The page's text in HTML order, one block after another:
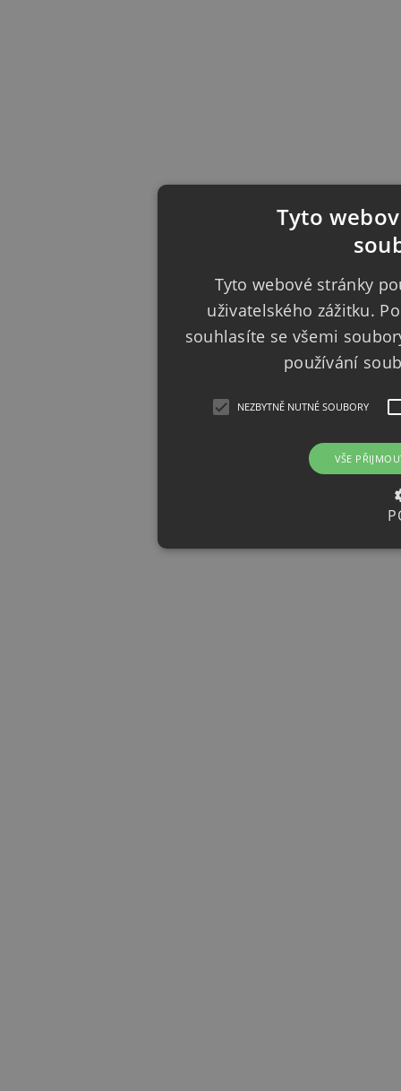
Tyto
Tyto webové stránky
uživatelského zážitku.
souhlasíte se všemi
používání
NEZBYTNĚ NUTNÉ SOUBORY
VŠE